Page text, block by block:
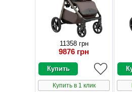
11358 грн
9876 грн
Купить в 1 клик